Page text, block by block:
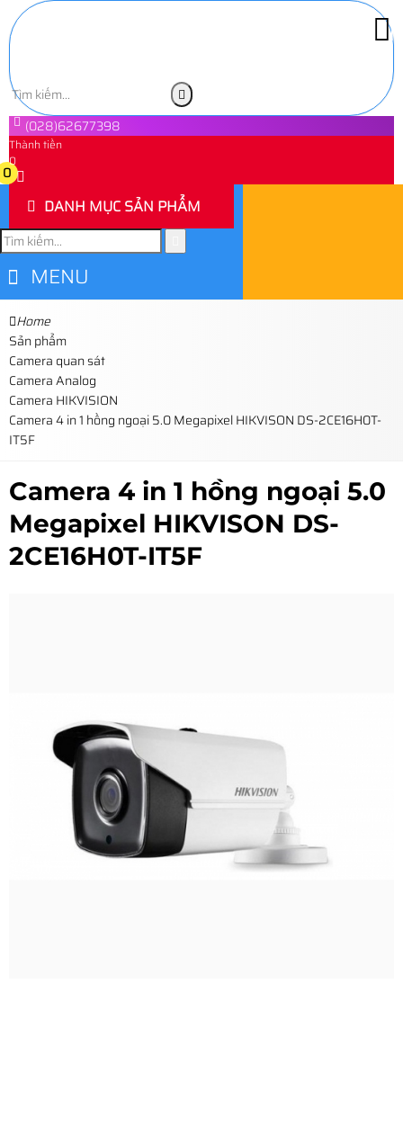
(028)62677398
Thành tiền
0
0
DANH MỤC SẢN PHẨM
MENU
Home
Sản phẩm
Camera quan sát
Camera Analog
Camera HIKVISION
Camera 4 in 1 hồng ngoại 5.0 Megapixel HIKVISON DS-2CE16H0T-
IT5F
Camera 4 in 1 hồng ngoại 5.0
Megapixel HIKVISON DS-
2CE16H0T-IT5F